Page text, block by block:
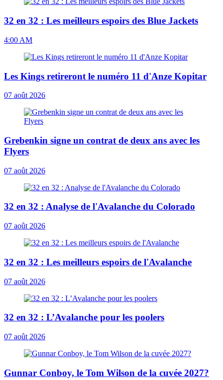
32 en 32 : Les meilleurs espoirs des Blue Jackets
4:00 AM
Les Kings retireront le numéro 11 d'Anze Kopitar
07 août 2026
Grebenkin signe un contrat de deux ans avec les
Flyers
07 août 2026
32 en 32 : Analyse de l'Avalanche du Colorado
07 août 2026
32 en 32 : Les meilleurs espoirs de l'Avalanche
07 août 2026
32 en 32 : L’Avalanche pour les poolers
07 août 2026
Gunnar Conboy, le Tom Wilson de la cuvée 2027?